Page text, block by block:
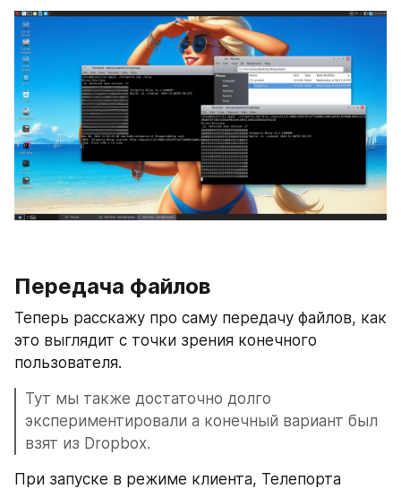
Передача файлов
Теперь расскажу про саму передачу файлов, как
это выглядит с точки зрения конечного
пользователя.
Тут мы также достаточно долго
экспериментировали а конечный вариант был
взят из Dropbox.
При запуске в режиме клиента, Телепорта